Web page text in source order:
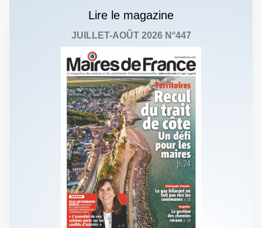
Lire le magazine
JUILLET-AOÛT 2026 N°447